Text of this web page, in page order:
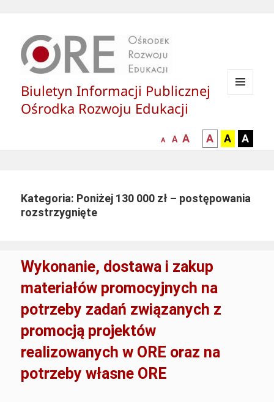
Biuletyn Informacji Publicznej
Ośrodka Rozwoju Edukacji
mniejsza
A
normalna
A
większa-
czcionka
A
kontrast
czarny
tle
A
kontrast
czarny
tle
A
żółty
tle
A
Kategoria: Poniżej 130 000 zł – postępowania
rozstrzygnięte
Wykonanie, dostawa i zakup
materiałów promocyjnych na
potrzeby zadań związanych z
promocją projektów
realizowanych w ORE oraz na
potrzeby własne ORE